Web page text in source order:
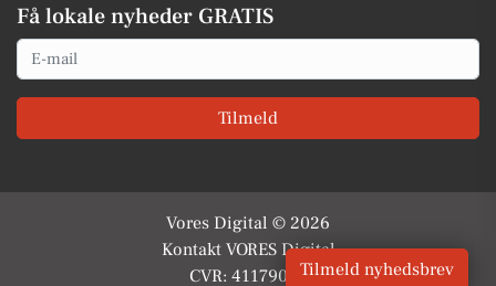
Få lokale nyheder GRATIS
Email
Tilmeld
Vores Digital © 2026
Kontakt VORES Digital
CVR: 41179082Tilmeld nyhedsbrev